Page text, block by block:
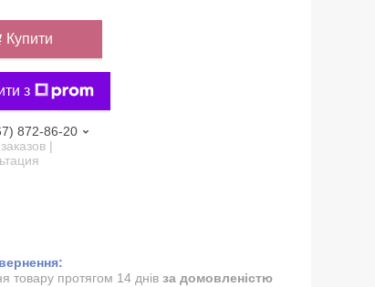
Купити
з
872-86-20
|
товару протягом 14 днів за домовленістю